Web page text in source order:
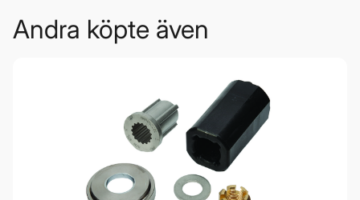
Andra köpte även